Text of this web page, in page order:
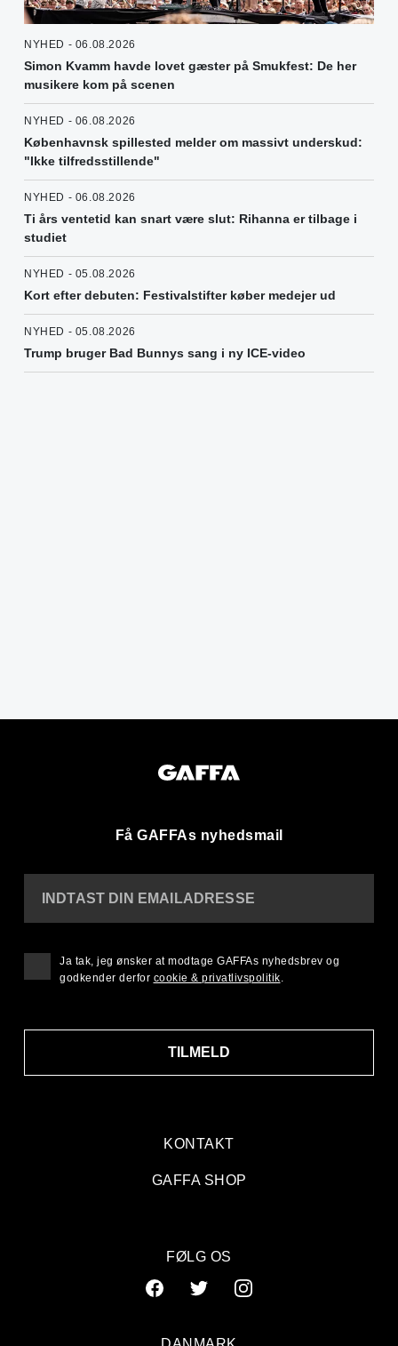
NYHED - 06.08.2026
Simon Kvamm havde lovet gæster på Smukfest: De her
musikere kom på scenen
NYHED - 06.08.2026
Københavnsk spillested melder om massivt underskud:
"Ikke tilfredsstillende"
NYHED - 06.08.2026
Ti års ventetid kan snart være slut: Rihanna er tilbage i
studiet
NYHED - 05.08.2026
Kort efter debuten: Festivalstifter køber medejer ud
NYHED - 05.08.2026
Trump bruger Bad Bunnys sang i ny ICE-video
Få GAFFAs nyhedsmail
KONTAKT
GAFFA SHOP
INDTAST DIN EMAILADRESSE
TILMELD
Ja tak, jeg ønsker at modtage GAFFAs nyhedsbrev og
godkender derfor cookie & privatlivspolitik.
FØLG OS